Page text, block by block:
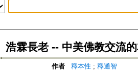
浩霖長老 -- 中美佛教交流
作者 釋本性 ; 釋通智